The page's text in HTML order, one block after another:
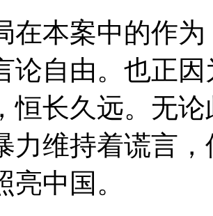
在本案中的作
论自由。也正
恒长久远。无
力维持着谎言
亮中国。